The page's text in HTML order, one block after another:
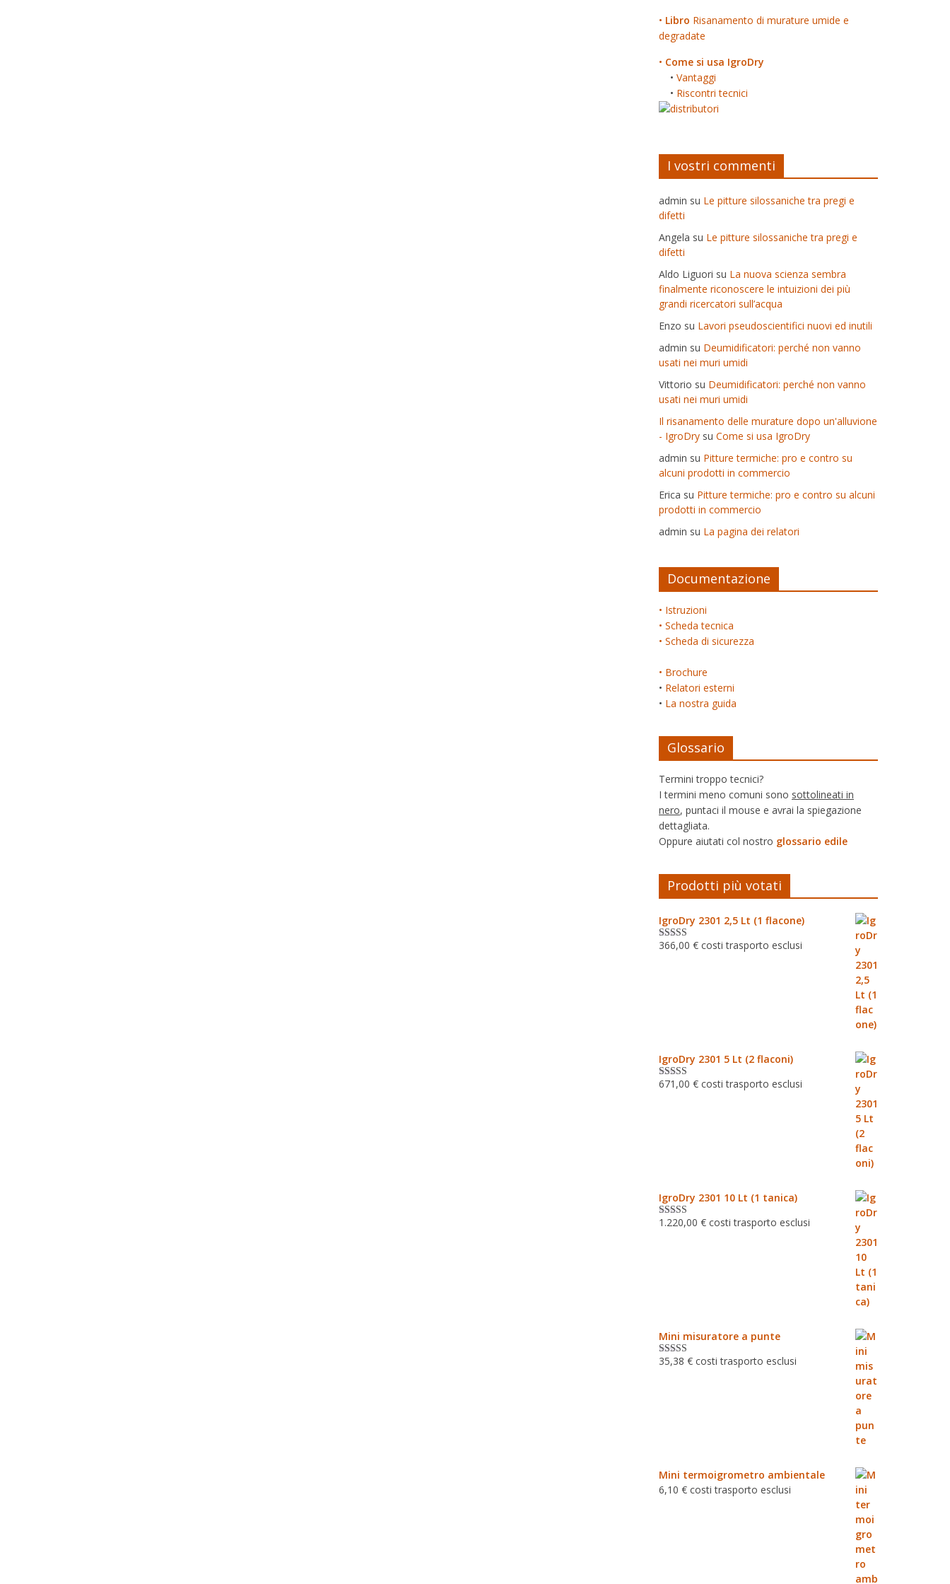
• Libro Risanamento di murature umide e
degradate
• Come si usa IgroDry
• Vantaggi
• Riscontri tecnici
I vostri commenti
admin su Le pitture silossaniche tra pregi e
difetti
Angela su Le pitture silossaniche tra pregi e
difetti
Aldo Liguori su La nuova scienza sembra
finalmente riconoscere le intuizioni dei più
grandi ricercatori sull’acqua
Enzo su Lavori pseudoscientifici nuovi ed inutili
admin su Deumidificatori: perché non vanno
usati nei muri umidi
Vittorio su Deumidificatori: perché non vanno
usati nei muri umidi
Il risanamento delle murature dopo un'alluvione
- IgroDry su Come si usa IgroDry
admin su Pitture termiche: pro e contro su
alcuni prodotti in commercio
Erica su Pitture termiche: pro e contro su alcuni
prodotti in commercio
admin su La pagina dei relatori
Documentazione
• Istruzioni
• Scheda tecnica
• Scheda di sicurezza
• Brochure
• Relatori esterni
• La nostra guida
Glossario
Termini troppo tecnici?
I termini meno comuni sono sottolineati in
nero, puntaci il mouse e avrai la spiegazione
dettagliata.
Oppure aiutati col nostro glossario edile
Prodotti più votati
IgroDry 2301 2,5 Lt (1 flacone)
Valutato5.00
366,00 € costi trasporto esclusi
IgroDry 2301 5 Lt (2 flaconi)
Valutato5.00
671,00 € costi trasporto esclusi
IgroDry 2301 10 Lt (1 tanica)
Valutato5.00
1.220,00 € costi trasporto esclusi
Mini misuratore a punte
Valutat
35,38 € costi trasporto esclusi
Mini termoigrometro ambientale
6,10 € costi trasporto esclusi